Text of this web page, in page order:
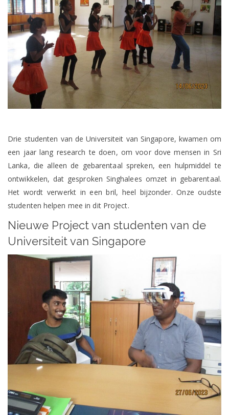
Drie studenten van de Universiteit van Singapore, kwamen om
een jaar lang research te doen, om voor dove mensen in Sri
Lanka, die alleen de gebarentaal spreken, een hulpmiddel te
ontwikkelen, dat gesproken Singhalees omzet in gebarentaal.
Het wordt verwerkt in een bril, heel bijzonder. Onze oudste
studenten helpen mee in dit Project.
Nieuwe Project van studenten van de
Universiteit van Singapore